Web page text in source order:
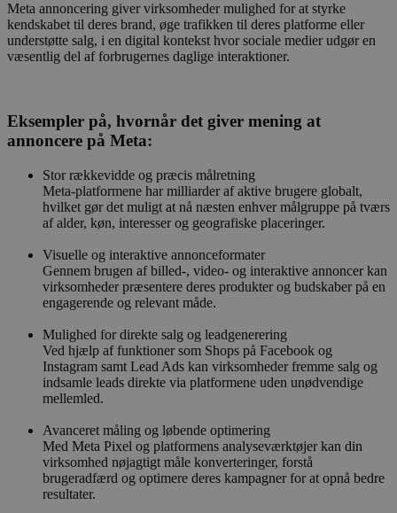
Meta annoncering giver virksomheder mulighed for at styrke
kendskabet til deres brand, øge trafikken til deres platforme eller
understøtte salg, i en digital kontekst hvor sociale medier udgør en
væsentlig del af forbrugernes daglige interaktioner.
Eksempler på, hvornår det giver mening at
annoncere på Meta:
Stor rækkevidde og præcis målretning
Meta-platformene har milliarder af aktive brugere globalt,
hvilket gør det muligt at nå næsten enhver målgruppe på tværs
af alder, køn, interesser og geografiske placeringer.
Visuelle og interaktive annonceformater
Gennem brugen af billed-, video- og interaktive annoncer kan
virksomheder præsentere deres produkter og budskaber på en
engagerende og relevant måde.
Mulighed for direkte salg og leadgenerering
Ved hjælp af funktioner som Shops på Facebook og
Instagram samt Lead Ads kan virksomheder fremme salg og
indsamle leads direkte via platformene uden unødvendige
mellemled.
Avanceret måling og løbende optimering
Med Meta Pixel og platformens analyseværktøjer kan din
virksomhed nøjagtigt måle konverteringer, forstå
brugeradfærd og optimere deres kampagner for at opnå bedre
resultater.